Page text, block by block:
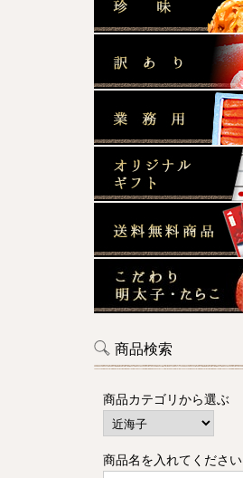
商品検索
商品カテゴリから選ぶ
商品名を入れてください